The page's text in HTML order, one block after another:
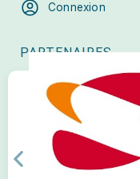
Connexion
PARTENAIRES
Previous